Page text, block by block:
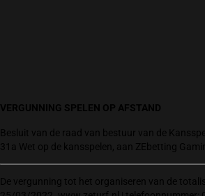
VERGUNNING SPELEN OP AFSTAND
Besluit van de raad van bestuur van de
31a Wet op de kansspelen, aan ZEbetting
De vergunning tot het organiseren van de